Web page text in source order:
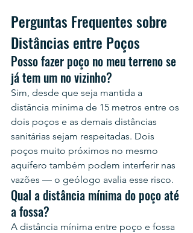
Perguntas Frequentes sobre
Distâncias entre Poços
Posso fazer poço no meu terreno se
já tem um no vizinho?
Sim, desde que seja mantida a
distância mínima de 15 metros entre os
dois poços e as demais distâncias
sanitárias sejam respeitadas. Dois
poços muito próximos no mesmo
aquífero também podem interferir nas
vazões — o geólogo avalia esse risco.
Qual a distância mínima do poço até
a fossa?
A distância mínima entre poço e fossa